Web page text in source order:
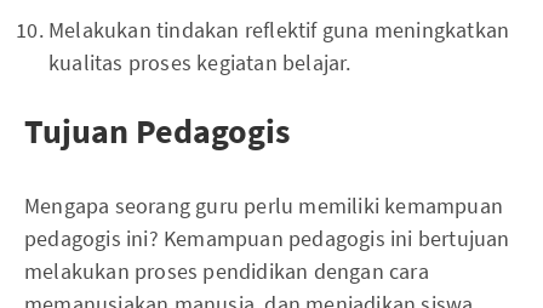
Melakukan tindakan reflektif guna meningkatkan
kualitas proses kegiatan belajar.
Tujuan Pedagogis
Mengapa seorang guru perlu memiliki kemampuan
pedagogis ini? Kemampuan pedagogis ini bertujuan
melakukan proses pendidikan dengan cara